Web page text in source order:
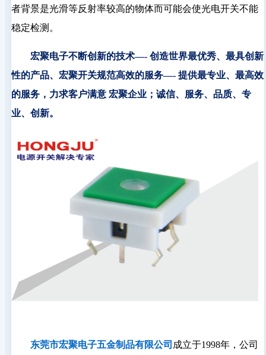
者背景是光滑等反射率较高的物体而可能会使光电开关不能
稳定检测。
宏聚电子不断创新的技术—- 创造世界最优秀、最具创新
性的产品、宏聚开关规范高效的服务—- 提供最专业、最高效
的服务，力求客户满意 宏聚企业；诚信、服务、品质、专
业、创新。
东莞市宏聚电子五金制品有限公司 成立于1998年，公司